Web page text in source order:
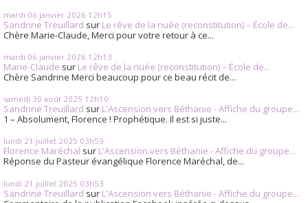
mardi 06 janvier 2026 12h15
Sandrine Treuillard sur Le rêve de la nuée (reconstitution) – École de...
Chère Marie-Claude, Merci pour votre retour à ce...
mardi 06 janvier 2026 12h13
Marie-Claude sur Le rêve de la nuée (reconstitution) – École de...
Chère Sandrine Merci beaucoup pour ce beau récit de...
samedi 30 août 2025 12h10
Sandrine Treuillard sur L'Ascension vers Béthanie - Affiche du groupe...
1 – Absolument, Florence ! Prophétique. Il est si juste...
lundi 21 juillet 2025 03h59
Florence Maréchal sur L'Ascension vers Béthanie - Affiche du groupe...
Réponse du Pasteur évangélique Florence Maréchal, de...
lundi 21 juillet 2025 03h53
Sandrine Treuillard sur L'Ascension vers Béthanie - Affiche du groupe...